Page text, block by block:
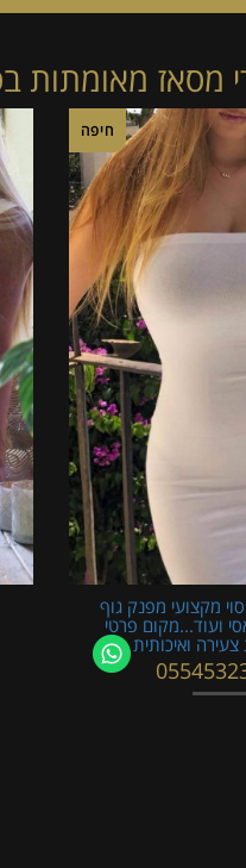
מסאז מאומתות
חיפה
מקצועי מפנק גוף
ועוד...מקום פרטי
ואיכותית